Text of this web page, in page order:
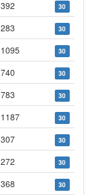
392 30
283 30
1095 30
740 30
783 30
1187 30
307 30
272 30
368 30